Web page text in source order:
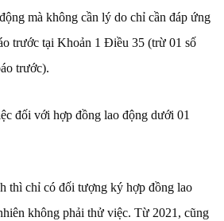
mà không cần lý do chỉ cần đáp ứng
trước tại Khoản 1 Điều 35 (trừ 01 số
trước).
đối với hợp đồng lao động dưới 01
thì chỉ có đối tượng ký hợp đồng lao
không phải thử việc. Từ 2021, cũng